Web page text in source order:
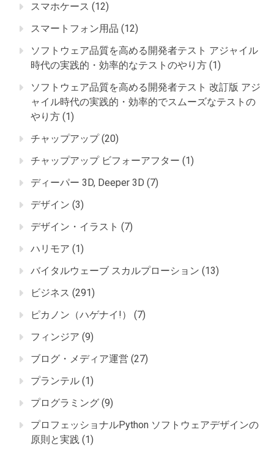
スマホケース (12)
スマートフォン用品 (12)
ソフトウェア品質を高める開発者テスト アジャイル
時代の実践的・効率的なテストのやり方 (1)
ソフトウェア品質を高める開発者テスト 改訂版 アジ
ャイル時代の実践的・効率的でスムーズなテストの
やり方 (1)
チャップアップ(20)
チャップアップ ビフォーアフター (1)
ディーパー 3D, Deeper 3D (7)
デザイン (3)
デザイン・イラスト (7)
ハリモア (1)
バイタルウェーブ スカルプローション (13)
ビジネス (291)
ピカノン（ハゲナイ!）
(7)
フィンジア (9)
ブログ・メディア運営 (27)
プランテル (1)
プログラミング (9)
プロフェッショナルPython ソフトウェアデザインの
原則と実践 (1)